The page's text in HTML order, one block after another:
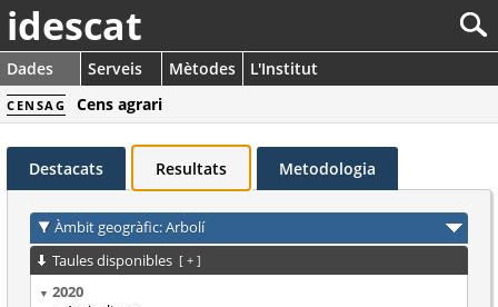
idescat
Dades Serveis Mètodes L'Institut
CENSAG Cens agrari
Destacats Resultats Metodologia
Àmbit geogràfic: Arbolí
Taules disponibles [ + ]
2020